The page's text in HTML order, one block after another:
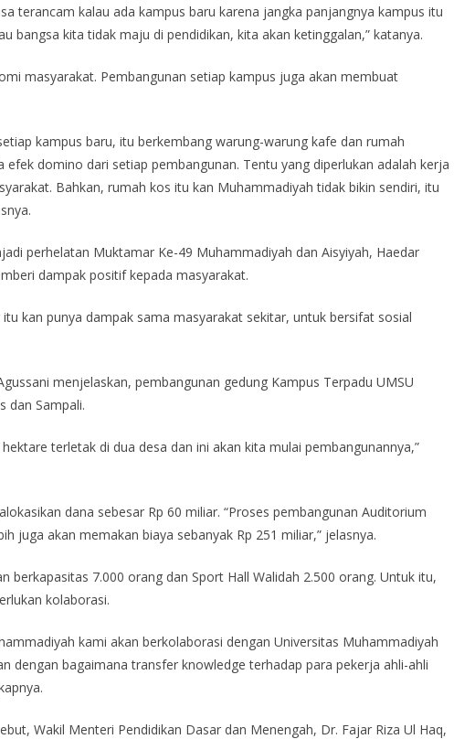
terancam kalau ada kampus baru karena jangka panjangnya kampus itu
bangsa kita tidak maju di pendidikan, kita akan ketinggalan,” katanya.
masyarakat. Pembangunan setiap kampus juga akan membuat
kampus baru, itu berkembang warung-warung kafe dan rumah
efek domino dari setiap pembangunan. Tentu yang diperlukan adalah kerja
Bahkan, rumah kos itu kan Muhammadiyah tidak bikin sendiri, itu
perhelatan Muktamar Ke-49 Muhammadiyah dan Aisyiyah, Haedar
dampak positif kepada masyarakat.
kan punya dampak sama masyarakat sekitar, untuk bersifat sosial
menjelaskan, pembangunan gedung Kampus Terpadu UMSU
dan Sampali.
terletak di dua desa dan ini akan kita mulai pembangunannya,”
dana sebesar Rp 60 miliar. “Proses pembangunan Auditorium
juga akan memakan biaya sebanyak Rp 251 miliar,” jelasnya.
berkapasitas 7.000 orang dan Sport Hall Walidah 2.500 orang. Untuk itu,
kolaborasi.
kami akan berkolaborasi dengan Universitas Muhammadiyah
dengan bagaimana transfer knowledge terhadap para pekerja ahli-ahli
Wakil Menteri Pendidikan Dasar dan Menengah, Dr. Fajar Riza Ul Haq,